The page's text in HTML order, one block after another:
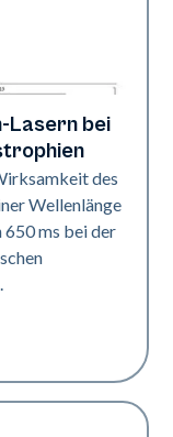
Lasern bei
des
Wellenlänge
650 ms bei der